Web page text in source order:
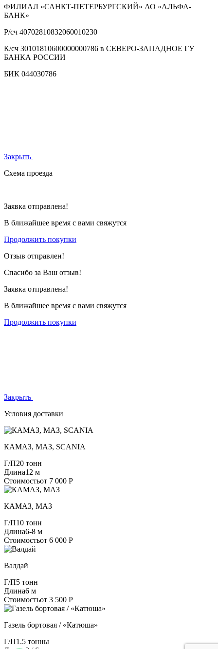
ФИЛИАЛ «САНКТ-ПЕТЕРБУРГСКИЙ» АО «АЛЬФА-
БАНК»
Р/сч 40702810832060010230
К/сч 30101810600000000786 в СЕВЕРО-ЗАПАДНОЕ ГУ
БАНКА РОССИИ
БИК 044030786
Закрыть
Схема проезда
Заявка отправлена!
В ближайшее время с вами свяжутся
Продолжить покупки
Отзыв отправлен!
Спасибо за Ваш отзыв!
Заявка отправлена!
В ближайшее время с вами свяжутся
Продолжить покупки
Закрыть
Условия доставки
КАМАЗ, МАЗ, SCANIA
Г/П20 тонн
Длина12 м
Стоимостьот 7 000 Р
КАМАЗ, МАЗ
Г/П10 тонн
Длина6-8 м
Стоимостьот 6 000 Р
Валдай
Г/П5 тонн
Длина6 м
Стоимостьот 3 500 Р
Газель бортовая / «Катюша»
Г/П1.5 тонны